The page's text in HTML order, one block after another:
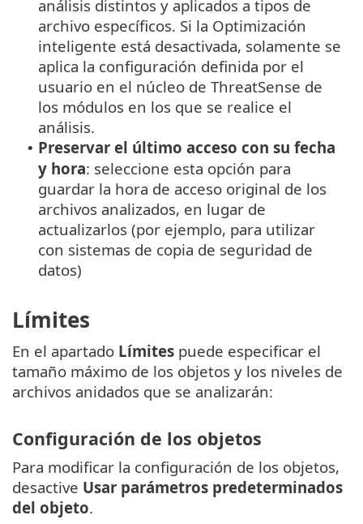
análisis distintos y aplicados a tipos de
archivo específicos. Si la Optimización
inteligente está desactivada, solamente se
aplica la configuración definida por el
usuario en el núcleo de ThreatSense de
los módulos en los que se realice el
análisis.
• Preservar el último acceso con su fecha
y hora: seleccione esta opción para
guardar la hora de acceso original de los
archivos analizados, en lugar de
actualizarlos (por ejemplo, para utilizar
con sistemas de copia de seguridad de
datos)
Límites
En el apartado Límites puede especificar el
tamaño máximo de los objetos y los niveles de
archivos anidados que se analizarán:
Configuración de los objetos
Para modificar la configuración de los objetos,
desactive Usar parámetros predeterminados
del objeto.